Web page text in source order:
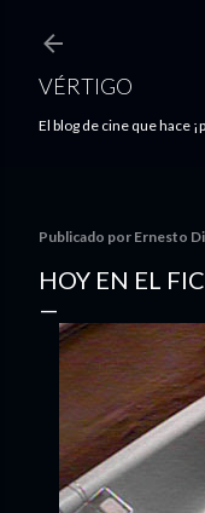
VÉRTIGO
El blog de cine que hace
Publicado por Ernesto
HOY EN EL